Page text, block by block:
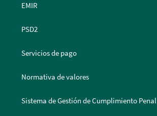
EMIR
PSD2
Servicios de pago
Normativa de valores
Sistema de Gestión de Cumplimiento Penal